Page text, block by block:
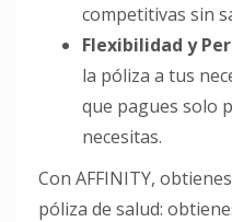
competitivas sin
Flexibilidad y
la póliza a tus
que pagues solo
necesitas.
Con AFFINITY,
póliza de salud: